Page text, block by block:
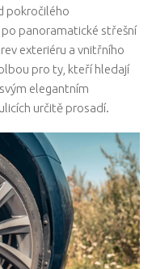
pokročilého
panoramatické střešní
exteriéru a vnitřního
pro ty, kteří hledají
elegantním
určitě prosadí.